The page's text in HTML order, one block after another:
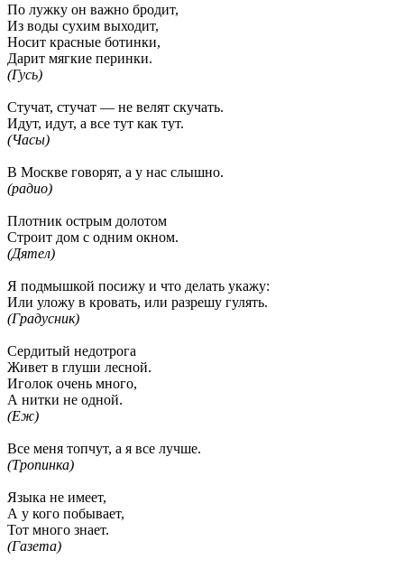
По лужку он важно бродит,
Из воды сухим выходит,
Носит красные ботинки,
Дарит мягкие перинки.
(Гусь)
Стучат, стучат — не велят скучать.
Идут, идут, а все тут как тут.
(Часы)
В Москве говорят, а у нас слышно.
(радио)
Плотник острым долотом
Строит дом с одним окном.
(Дятел)
Я подмышкой посижу и что делать укажу:
Или уложу в кровать, или разрешу гулять.
(Градусник)
Сердитый недотрога
Живет в глуши лесной.
Иголок очень много,
А нитки не одной.
(Еж)
Все меня топчут, а я все лучше.
(Тропинка)
Языка не имеет,
А у кого побывает,
Тот много знает.
(Газета)